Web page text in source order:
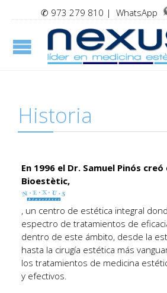
✆ 973 279 810 | WhatsApp
Historia
En 1996 el Dr. Samuel Pinós
Bioestètic,
, un centro de estética integral
espectro de tratamientos de
dentro de este ámbito, desde la
hasta la cirugía estética más
los tratamientos de medicina
y efectivos.